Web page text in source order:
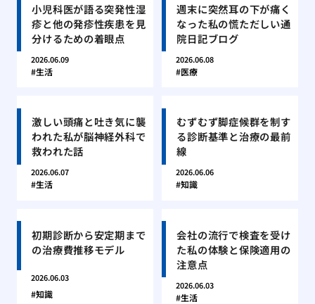
小児科医が語る突発性湿
疹と他の発疹性疾患を見
分けるための着眼点
2026.06.09
生活
週末に突然耳の下が痛く
なった私の慌ただしい通
院日記ブログ
2026.06.08
医療
激しい頭痛と吐き気に襲
われた私が脳神経外科で
救われた話
2026.06.07
生活
むずむず脚症候群を制す
る診断基準と治療の最前
線
2026.06.06
知識
初期診断から安定期まで
の治療費推移モデル
2026.06.03
知識
会社の流行で検査を受け
た私の体験と保険適用の
注意点
2026.06.03
生活